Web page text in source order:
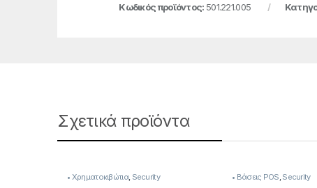
Κωδικός προϊόντος: 501.221.005
Σχετικά προϊόντα
• Χρηματοκιβώτια, Security • Βάσεις POS,Security